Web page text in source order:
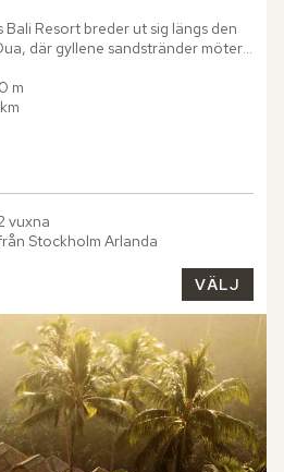
Bali Resort breder ut sig längs den
där gyllene sandstränder möter
Här vilar det tropiska...
m
vuxna
Stockholm Arlanda
VÄLJ